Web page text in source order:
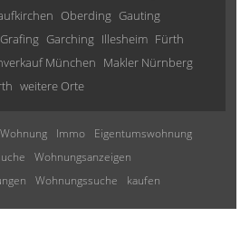
Oberding Gauting
Garching Illesheim Fürth
München Makler Nürnberg
weitere Orte
Wohnung Immo
Eigentumswohnung
Wohnungsanzeigen
Wohnungssuche kaufen